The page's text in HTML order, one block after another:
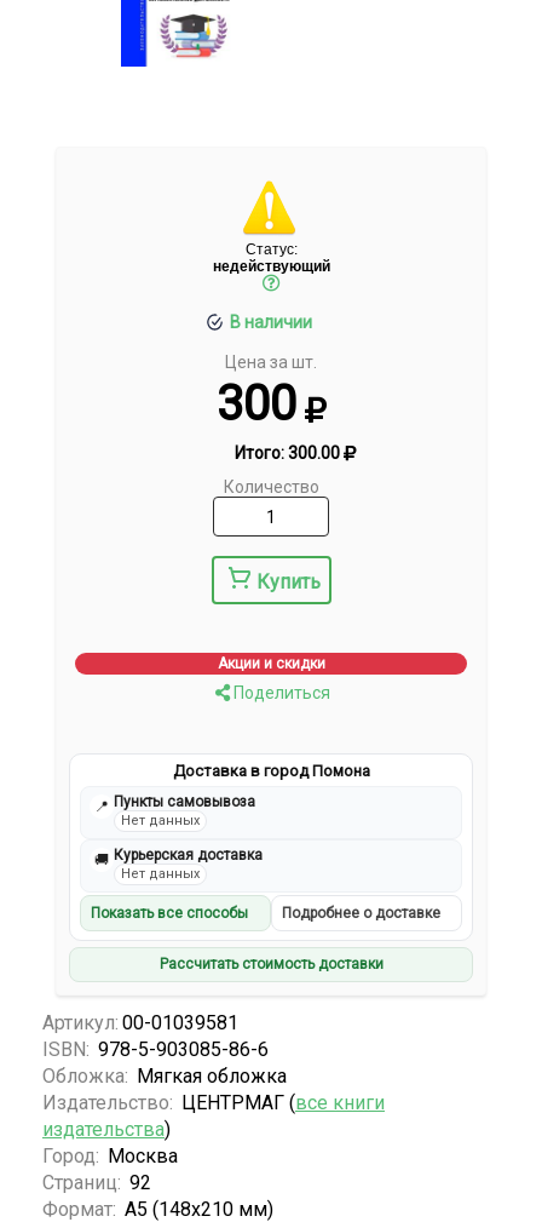
Статус:
недействующий
В наличии
Цена за шт.
300
Итого:300.00
Количество
Купить
Акции и скидки
Поделиться
Доставка в город Помона
📍 Пункты самовывоза
Нет данных
🚚 Курьерская доставка
Нет данных
Показать все способы Подробнее о доставке
Рассчитать стоимость доставки
Артикул: 00-01039581
ISBN: 978-5-903085-86-6
Обложка: Мягкая обложка
Издательство: ЦЕНТРМАГ (все книги
издательства)
Город: Москва
Страниц: 92
Формат: А5 (148x210 мм)